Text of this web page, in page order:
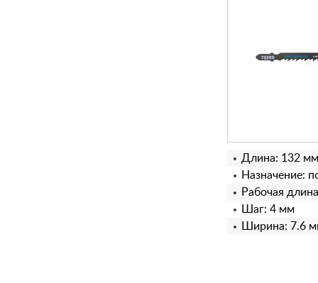
Длина: 132 мм
Назначение:
Рабочая
Шаг: 4 мм
Ширина: 7.6